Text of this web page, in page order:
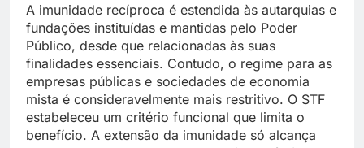
A imunidade recíproca é estendida às autarquias e
fundações instituídas e mantidas pelo Poder
Público, desde que relacionadas às suas
finalidades essenciais. Contudo, o regime para as
empresas públicas e sociedades de economia
mista é consideravelmente mais restritivo. O STF
estabeleceu um critério funcional que limita o
benefício. A extensão da imunidade só alcança